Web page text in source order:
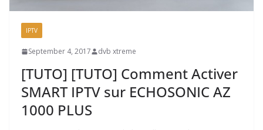
IPTV
September 4, 2017 dvb xtreme
[TUTO] [TUTO] Comment Activer
SMART IPTV sur ECHOSONIC AZ
1000 PLUS